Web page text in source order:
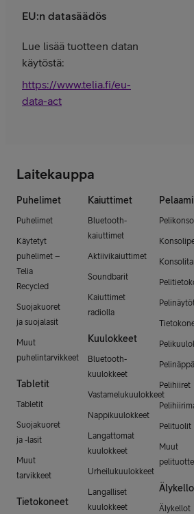
EU:n datasäädös
Lue lisää tuotteen datan
käytöstä:
https://www.telia.fi/eu-
data-act
Laitekauppa
Puhelimet
Puhelimet
Käytetyt
puhelimet –
Telia
Recycled
Suojakuoret
ja suojalasit
Muut
puhelintarvikkeet
Tabletit
Tabletit
Suojakuoret
ja -lasit
Muut
tarvikkeet
Tietokoneet
Kaiuttimet
Bluetooth-
kaiuttimet
Aktiivikaiuttimet
Soundbarit
Kaiuttimet
radiolla
Kuulokkeet
Bluetooth-
kuulokkeet
Vastamelukuulokkeet
Nappikuulokkeet
Langattomat
kuulokkeet
Urheilukuulokkeet
Langalliset
kuulokkeet
Pelihiiret
Pelituolit
Muut
Älykellot